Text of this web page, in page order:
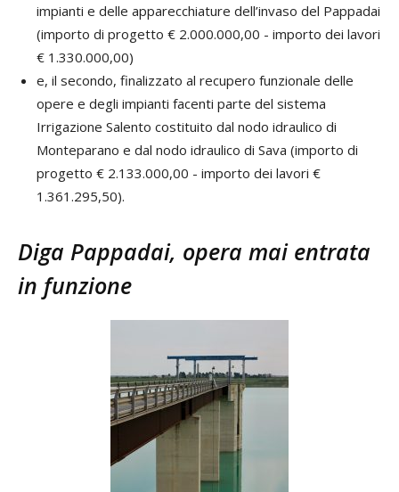
impianti e delle apparecchiature dell’invaso del Pappadai
(importo di progetto € 2.000.000,00 - importo dei lavori
€ 1.330.000,00)
e, il secondo, finalizzato al recupero funzionale delle
opere e degli impianti facenti parte del sistema
Irrigazione Salento costituito dal nodo idraulico di
Monteparano e dal nodo idraulico di Sava (importo di
progetto € 2.133.000,00 - importo dei lavori €
1.361.295,50).
Diga Pappadai, opera mai entrata
in funzione